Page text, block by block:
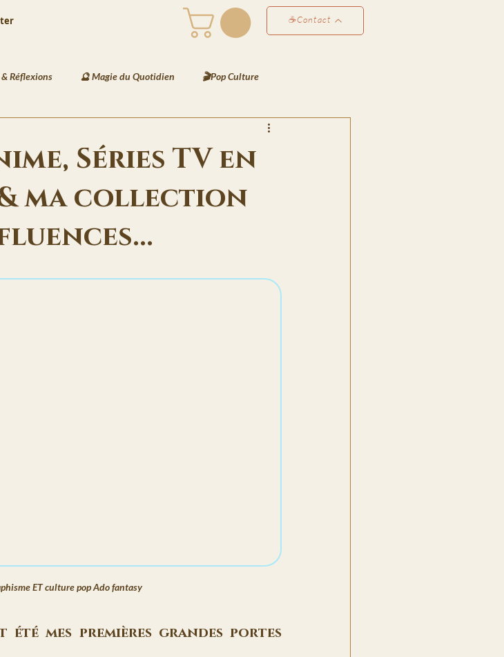
☕Contact
& Réflexions 🔮 Magie du Quotidien 🎬Pop Culture
& Art 🏺 Déco & Atmosphères
🧠 Créativité & Développement Perso
🔮 Les Messages de Basira ⚔️ Les Recettes de Bjorn
📸 Le Scrapbook de Lyra
Séries TV en
ma collection
ET culture pop Ado fantasy
été mes premières grandes portes